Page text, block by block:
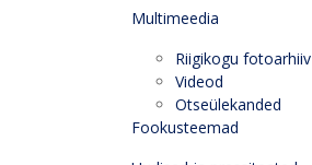
Multimeedia
Riigikogu fotoarhiiv
Videod
Otseülekanded
Fookusteemad